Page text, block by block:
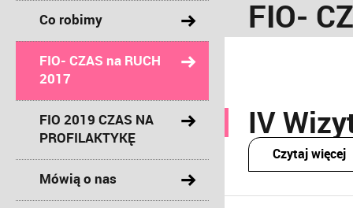
Co robimy
FIO- CZAS na RUCH
2017
FIO 2019 CZAS NA
PROFILAKTYKĘ
Mówią o nas
FIO-
IV
Czytaj więcej